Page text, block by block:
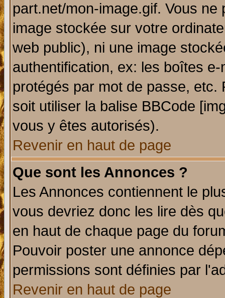
part.net/mon-image.gif. Vous
image stockée sur votre
web public), ni une image
authentification, ex: les boîtes
protégés par mot de passe,
soit utiliser la balise BBCode
vous y êtes autorisés).
Revenir en haut de page
Que sont les Annonces ?
Les Annonces contiennent le
vous devriez donc les lire dès
en haut de chaque page du
Pouvoir poster une annonce
permissions sont définies par
Revenir en haut de page